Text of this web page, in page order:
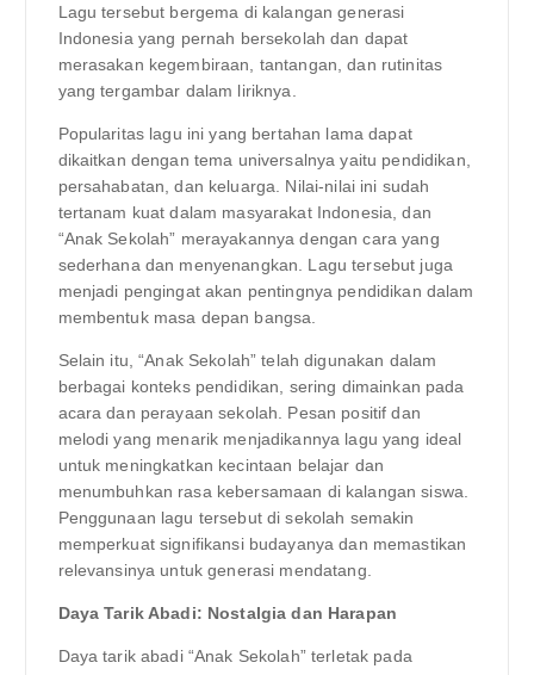
Lagu tersebut bergema di kalangan generasi
Indonesia yang pernah bersekolah dan dapat
merasakan kegembiraan, tantangan, dan rutinitas
yang tergambar dalam liriknya.
Popularitas lagu ini yang bertahan lama dapat
dikaitkan dengan tema universalnya yaitu pendidikan,
persahabatan, dan keluarga. Nilai-nilai ini sudah
tertanam kuat dalam masyarakat Indonesia, dan
“Anak Sekolah” merayakannya dengan cara yang
sederhana dan menyenangkan. Lagu tersebut juga
menjadi pengingat akan pentingnya pendidikan dalam
membentuk masa depan bangsa.
Selain itu, “Anak Sekolah” telah digunakan dalam
berbagai konteks pendidikan, sering dimainkan pada
acara dan perayaan sekolah. Pesan positif dan
melodi yang menarik menjadikannya lagu yang ideal
untuk meningkatkan kecintaan belajar dan
menumbuhkan rasa kebersamaan di kalangan siswa.
Penggunaan lagu tersebut di sekolah semakin
memperkuat signifikansi budayanya dan memastikan
relevansinya untuk generasi mendatang.
Daya Tarik Abadi: Nostalgia dan Harapan
Daya tarik abadi “Anak Sekolah” terletak pada